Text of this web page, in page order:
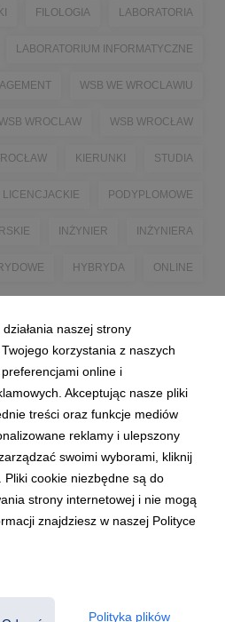
FILOLOGIA LABORATORIA
LABORATORIUM INFORMATYCZNE
WSB WE WROCLAWIU
WROCLAW WSB WROCŁAW
KIERUNKI STUDIA
LICENCJACKIE PODYPLOMOWE
INŻYNIER INŻYNIERA
HYBRYDA ONLINE
RODO
naszej strony
korzystania z naszych
online i
Akceptując nasze pliki
treści oraz funkcje mediów
reklamy i ulepszony
swoimi wyborami, kliknij
Pliki cookie niezbędne są do
strony internetowej i nie mogą
znajdziesz w naszej Polityce
Polityka plików